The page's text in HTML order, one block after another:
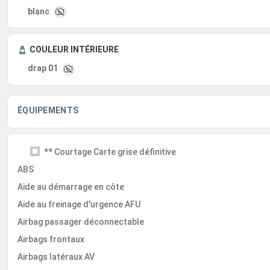
blanc
COULEUR INTÉRIEURE
drap 01
ÉQUIPEMENTS
** Courtage Carte grise définitive
ABS
Aide au démarrage en côte
Aide au freinage d'urgence AFU
Airbag passager déconnectable
Airbags frontaux
Airbags latéraux AV